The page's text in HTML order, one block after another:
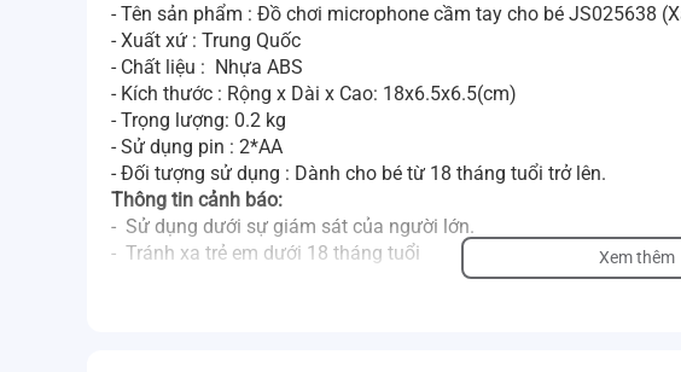
- Tên sản phẩm : Đồ chơi microphone cầm tay cho bé JS025638
- Xuất xứ : Trung Quốc
- Chất liệu : Nhựa ABS
- Kích thước : Rộng x Dài x Cao: 18x6.5x6.5(cm)
- Trọng lượng: 0.2 kg
- Sử dụng pin : 2*AA
- Đối tượng sử dụng : Dành cho bé từ 18 tháng tuổi trở lên.
Thông tin cảnh báo:
- Sử dụng dưới sự giám sát của người lớn.
- Tránh xa trẻ em dưới 18 tháng tuổi
Xem thêm